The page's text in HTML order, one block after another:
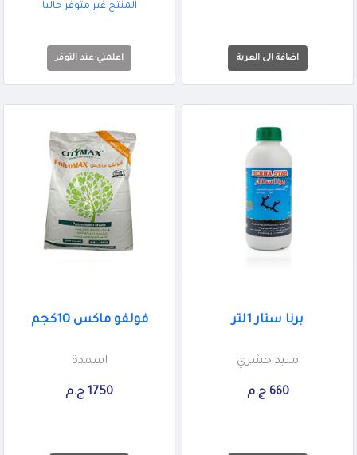
المنتج غير متوفر حاليا
اعلمني عند التوفر
برنا ستار 1لتر
مبيد حشري
660 ج.م
فولفو ماكس 10كجم
اسمدة
1750 ج.م